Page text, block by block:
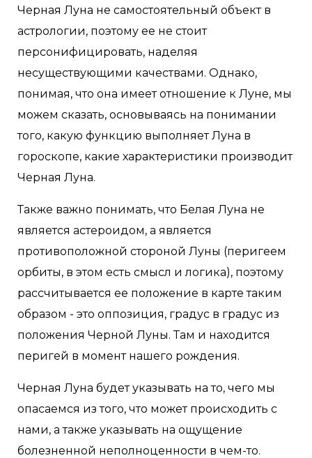
Черная Луна не самостоятельный объект в
астрологии, поэтому ее не стоит
персонифицировать, наделяя
несуществующими качествами. Однако,
понимая, что она имеет отношение к Луне, мы
можем сказать, основываясь на понимании
того, какую функцию выполняет Луна в
гороскопе, какие характеристики производит
Черная Луна.
Также важно понимать, что Белая Луна не
является астероидом, а является
противоположной стороной Луны (перигеем
орбиты, в этом есть смысл и логика), поэтому
рассчитывается ее положение в карте таким
образом - это оппозиция, градус в градус из
положения Черной Луны. Там и находится
перигей в момент нашего рождения.
Черная Луна будет указывать на то, чего мы
опасаемся из того, что может происходить с
нами, а также указывать на ощущение
болезненной неполноценности в чем-то.